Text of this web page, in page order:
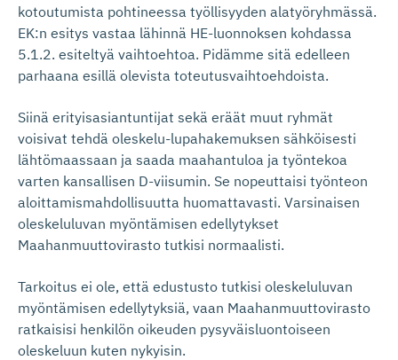
kotoutumista pohtineessa työllisyyden alatyöryhmässä.
EK:n esitys vastaa lähinnä HE-luonnoksen kohdassa
5.1.2. esiteltyä vaihtoehtoa. Pidämme sitä edelleen
parhaana esillä olevista toteutusvaihtoehdoista.
Siinä erityisasiantuntijat sekä eräät muut ryhmät
voisivat tehdä oleskelu-lupahakemuksen sähköisesti
lähtömaassaan ja saada maahantuloa ja työntekoa
varten kansallisen D-viisumin. Se nopeuttaisi työnteon
aloittamismahdollisuutta huomattavasti. Varsinaisen
oleskeluluvan myöntämisen edellytykset
Maahanmuuttovirasto tutkisi normaalisti.
Tarkoitus ei ole, että edustusto tutkisi oleskeluluvan
myöntämisen edellytyksiä, vaan Maahanmuuttovirasto
ratkaisisi henkilön oikeuden pysyväisluontoiseen
oleskeluun kuten nykyisin.